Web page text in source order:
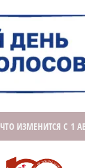
ЧТО ИЗМЕНИТСЯ С 1